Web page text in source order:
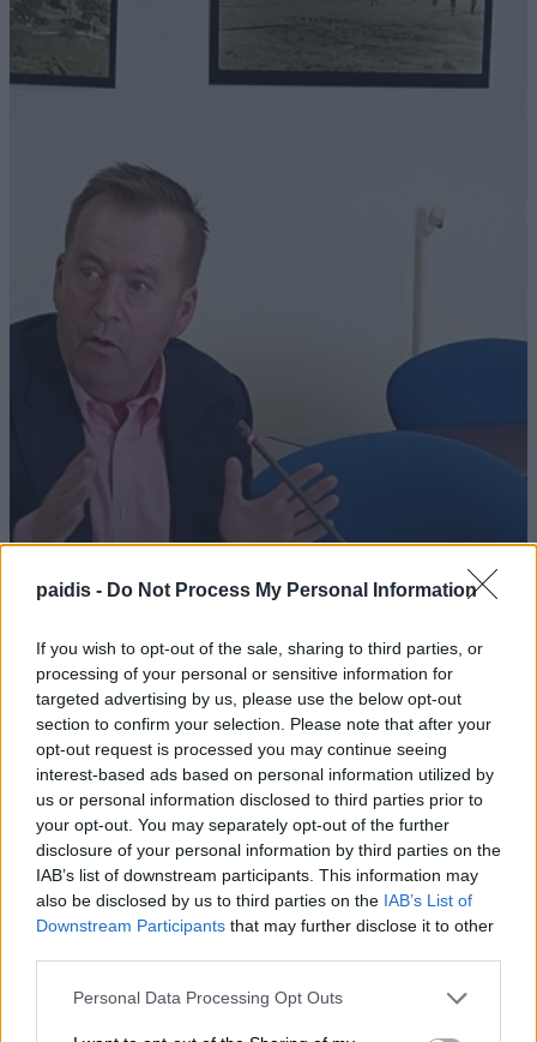
paidis - Do Not Process My Personal Information
If you wish to opt-out of the sale, sharing to third parties, or
processing of your personal or sensitive information for
targeted advertising by us, please use the below opt-out
section to confirm your selection. Please note that after your
opt-out request is processed you may continue seeing
interest-based ads based on personal information utilized by
us or personal information disclosed to third parties prior to
your opt-out. You may separately opt-out of the further
disclosure of your personal information by third parties on the
IAB’s list of downstream participants. This information may
also be disclosed by us to third parties on the IAB’s List of
Downstream Participants that may further disclose it to other
Personal Data Processing Opt Outs
Β. Κόκκαλης για ακρίβεια: «Το
πρόβλημα δεν είναι πόσο κάνει, αλλά
γιατί κάνει τόσο»
10/08/2026 , 10:34
Θλίψη για τον θάνατο του 61χρονου
Βασίλειου Ρζούλη – Σήμερα Δευτέρα